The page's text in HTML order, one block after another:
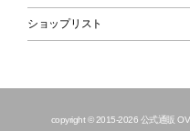
ショップリスト
copyright © 2015-2026 公式通販